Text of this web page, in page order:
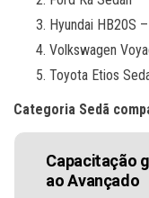
Hyundai HB20S
Volkswagen
Toyota Etios
Categoria Sedã
Capacitação
ao Avançado